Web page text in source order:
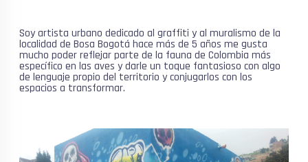
Soy artista urbano dedicado al graffiti y al muralismo de la
localidad de Bosa Bogotá hace más de 5 años me gusta
mucho poder reflejar parte de la fauna de Colombia más
específico en las aves y darle un toque fantasioso con algo
de lenguaje propio del territorio y conjugarlos con los
espacios a transformar.